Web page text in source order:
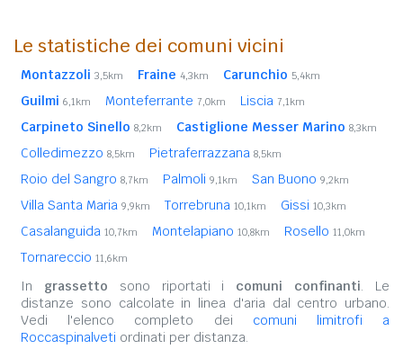
Le statistiche dei comuni vicini
Montazzoli 3,5km Fraine 4,3km Carunchio 5,4km
Guilmi 6,1km Monteferrante 7,0km Liscia 7,1km
Carpineto Sinello 8,2km Castiglione Messer Marino 8,3km
Colledimezzo 8,5km Pietraferrazzana 8,5km
Roio del Sangro 8,7km Palmoli 9,1km San Buono 9,2km
Villa Santa Maria 9,9km Torrebruna 10,1km Gissi 10,3km
Casalanguida 10,7km Montelapiano 10,8km Rosello 11,0km
Tornareccio 11,6km
In grassetto sono riportati i comuni confinanti. Le
distanze sono calcolate in linea d'aria dal centro urbano.
Vedi l'elenco completo dei comuni limitrofi a
Roccaspinalveti ordinati per distanza.